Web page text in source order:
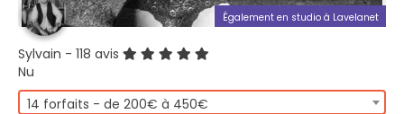
Également en studio à Lavelanet
Sylvain - 118 avis
Nu
14 forfaits - de 200€ à 450€